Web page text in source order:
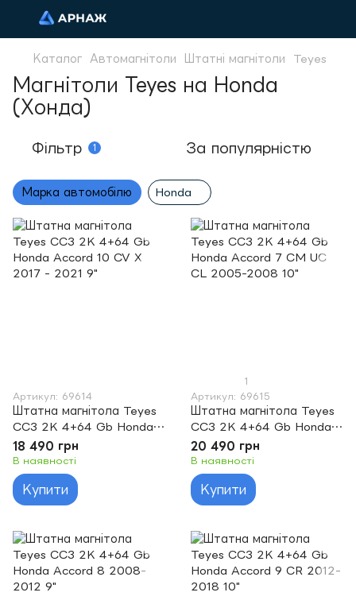
Каталог Автомагнітоли Штатні магнітоли Teyes
Магнітоли Teyes на Honda
(Хонда)
Фільтр 1 За популярністю
Марка автомобілю Honda
Артикул: 69614
Штатна магнітола Teyes
CC3 2K 4+64 Gb Honda
Accord 10 CV X 2017 -
2021 9"
18 490 грн
В наявності
Купити
1
Артикул: 69615
Штатна магнітола Teyes
CC3 2K 4+64 Gb Honda
Accord 7 CM UC CL
2005-2008 10"
20 490 грн
В наявності
Купити